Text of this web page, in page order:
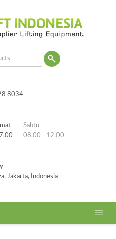
8034
Sabtu
08.00 - 12.00
Jakarta, Indonesia